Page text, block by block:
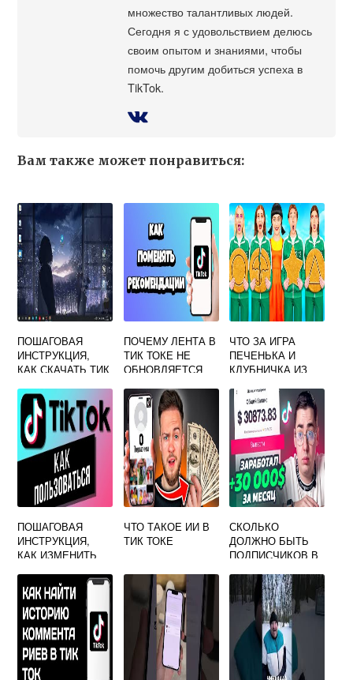
множество талантливых людей.
Сегодня я с удовольствием делюсь
своим опытом и знаниями, чтобы
помочь другим добиться успеха в
TikTok.
Вам также может понравиться:
ПОШАГОВАЯ
ИНСТРУКЦИЯ,
КАК СКАЧАТЬ ТИК
КАК УСТАНОВИТЬ
ПОЧЕМУ ЛЕНТА В
ТИК ТОКЕ НЕ
ОБНОВЛЯЕТСЯ
ЧТО ЗА ИГРА
ПЕЧЕНЬКА И
КЛУБНИЧКА ИЗ
ПОШАГОВАЯ
ИНСТРУКЦИЯ,
КАК ИЗМЕНИТЬ
ТОКЕ
ЧТО ТАКОЕ ИИ В
ТИК ТОКЕ
СКОЛЬКО
ДОЛЖНО БЫТЬ
ПОДПИСЧИКОВ В
ВЕСТИ ПРЯМОЙ
ЭФИР